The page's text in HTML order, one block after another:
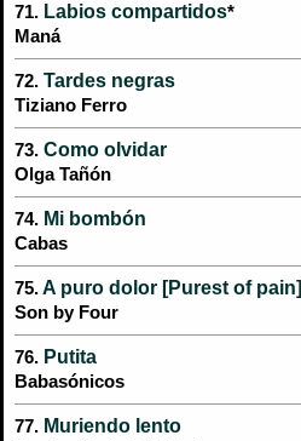
71. Labios compartidos*
Maná
72. Tardes negras
Tiziano Ferro
73. Como olvidar
Olga Tañón
74. Mi bombón
Cabas
75.A puro dolor [Purest of pain]
Son by Four
76. Putita
Babasónicos
77. Muriendo lento